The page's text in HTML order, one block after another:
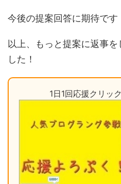
今後の提案回答に期待です
以上、もっと提案に返事
した！
1日1回応援クリッ